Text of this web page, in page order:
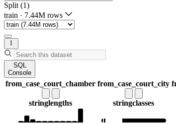
Split (1)
train · 7.44M rows
SQL
Console
from_case_court_chamber
stringlengths
from_case_court_city
stringclasses